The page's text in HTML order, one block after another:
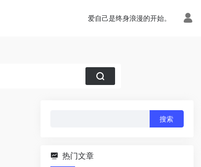
爱自己是终身浪漫的开始。
热门文章